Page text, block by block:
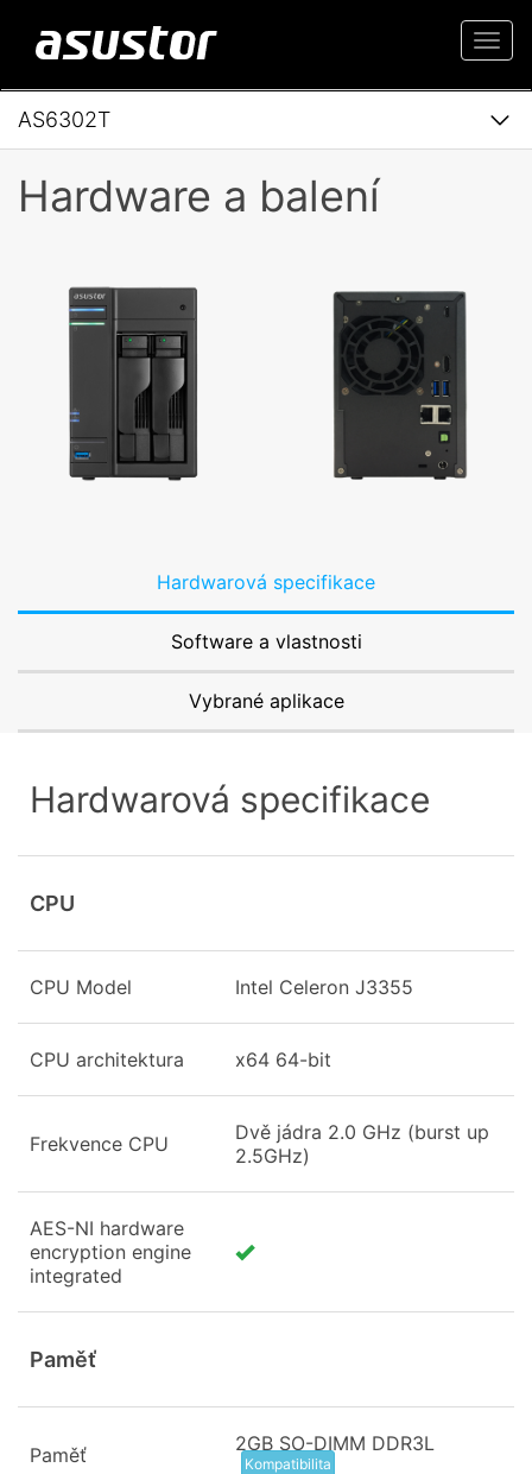
AS6302T
Hardware a balení
Hardwarová specifikace
Software a vlastnosti
Vybrané aplikace
Hardwarová specifikace
CPU
CPU Model Intel Celeron J3355
CPU architektura x64 64-bit
Frekvence CPU
Dvě jádra 2.0 GHz (burst up
2.5GHz)
AES-NI hardware
encryption engine
integrated
Paměť
Paměť 2GB SO-DIMM DDR3L
Kompatibilita